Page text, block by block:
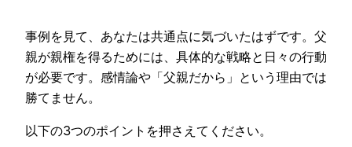
事例を見て、あなたは共通点に気づいたはずです。父
親が親権を得るためには、具体的な戦略と日々の行動
が必要です。感情論や「父親だから」という理由では
勝てません。
以下の3つのポイントを押さえてください。